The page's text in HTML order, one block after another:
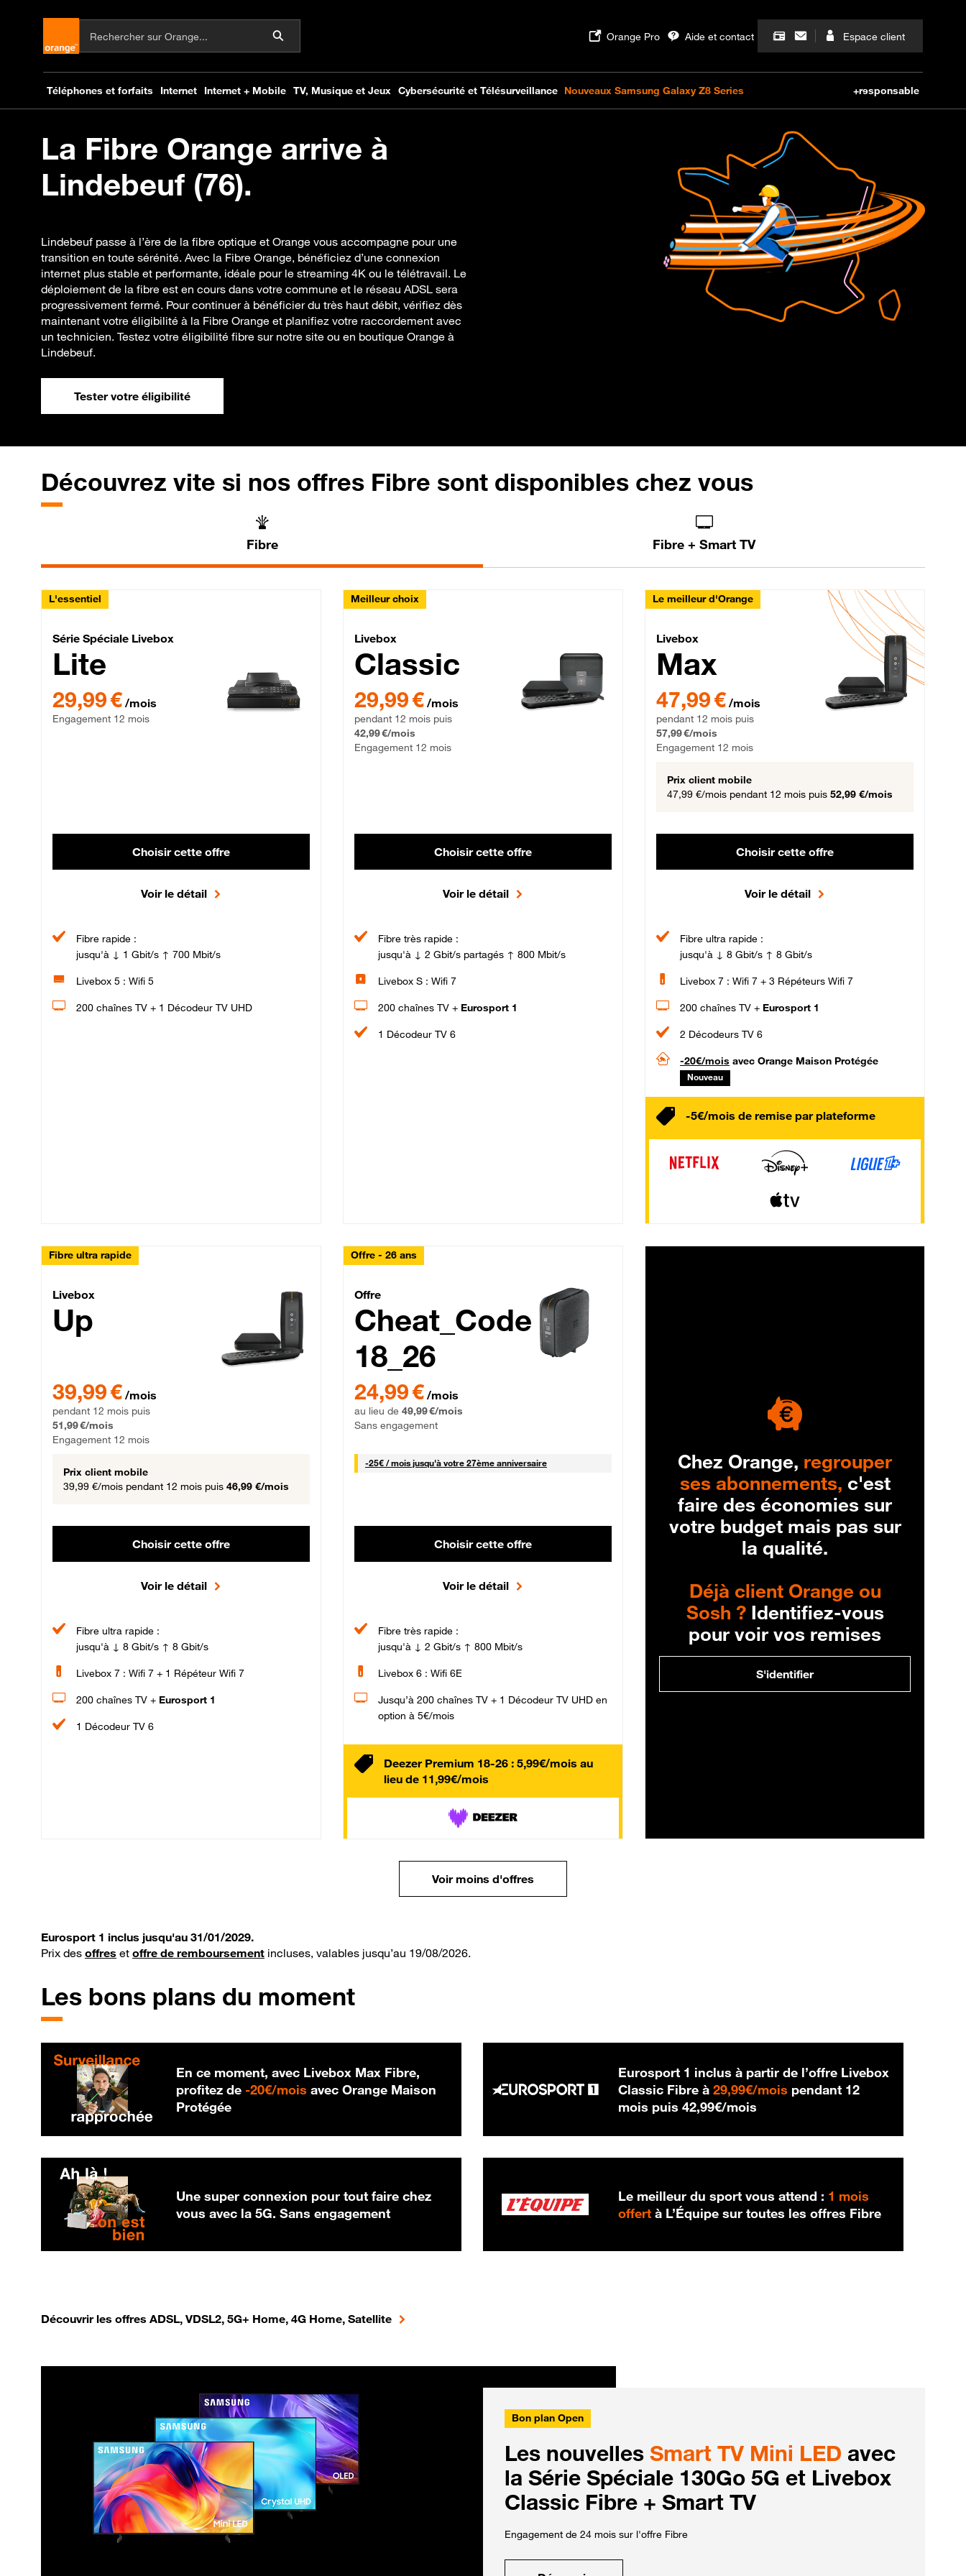
La Fibre Orange arrive à
Lindebeuf (76).
Lindebeuf passe à l’ère de la fibre optique et Orange vous accompagne pour une
transition en toute sérénité. Avec la Fibre Orange, bénéficiez d’une connexion
internet plus stable et performante, idéale pour le streaming 4K ou le télétravail. Le
déploiement de la fibre est en cours dans votre commune et le réseau ADSL sera
progressivement fermé. Pour continuer à bénéficier du très haut débit, vérifiez dès
maintenant votre éligibilité à la Fibre Orange et planifiez votre raccordement avec
un technicien. Testez votre éligibilité fibre sur notre site ou en boutique Orange à
Lindebeuf.
Tester votre éligibilité
Découvrez vite si nos offres Fibre sont disponibles chez vous
Fibre Fibre + Smart TV
L'essentiel
Série Spéciale Livebox Lite Fibre
Série Spéciale Livebox
Lite
29,99 € par mois , Engagement 12 mois
29,99 € /mois
Engagement 12 mois
Choisir cette offre
Voir le détail
Fibre rapide :
jusqu'à ↓ 1 Gbit/s ↑ 700 Mbit/s
Livebox 5 : Wifi 5
200 chaînes TV + 1 Décodeur TV UHD
Meilleur choix
Livebox Classic Fibre
Livebox
Classic
29,99 € par mois pendant 12 mois puis 42,99 € par mois, Engagement 12 mois
29,99 € /mois
pendant 12 mois puis
42,99 €/mois
Engagement 12 mois
Choisir cette offre
Voir le détail
Fibre très rapide :
jusqu'à ↓ 2 Gbit/s partagés ↑ 800 Mbit/s
Livebox S : Wifi 7
200 chaînes TV + Eurosport 1
1 Décodeur TV 6
Le meilleur d'Orange
Livebox Max Fibre
Livebox
Max
47,99 € par mois pendant 12 mois puis 57,99 € par mois,
47,99 € /mois
pendant 12 mois puis
57,99 €/mois
Engagement 12 mois
Prix client mobile
47,99 €/mois pendant 12 mois puis 52,99 €/mois
Choisir cette offre
Voir le détail
Fibre ultra rapide :
jusqu'à ↓ 8 Gbit/s ↑ 8 Gbit/s
Livebox 7 : Wifi 7 + 3 Répéteurs Wifi 7
200 chaînes TV + Eurosport 1
2 Décodeurs TV 6
-20€/mois avec Orange Maison Protégée
Nouveau
-5€/mois de remise par plateforme
Fibre ultra rapide
Livebox Up Fibre
Livebox
Up
39,99 € /mois
pendant 12 mois puis
51,99 €/mois
Engagement 12 mois
Prix client mobile
39,99 €/mois pendant 12 mois puis 46,99 €/mois
Choisir cette offre
Voir le détail
Fibre ultra rapide :
jusqu'à ↓ 8 Gbit/s ↑ 8 Gbit/s
Livebox 7 : Wifi 7 + 1 Répéteur Wifi 7
200 chaînes TV + Eurosport 1
1 Décodeur TV 6
Offre - 26 ans
Cheat_Code Fibre_18_26
Offre
Cheat_Code
18_26
24,99 € /mois
au lieu de 49,99 €/mois
Sans engagement
-25€ / mois25 € par mois
jusqu'à votre 27ème anniversaire
Choisir cette offre
Voir le détail
Fibre très rapide :
jusqu'à ↓ 2 Gbit/s ↑ 800 Mbit/s
Livebox 6 : Wifi 6E
Jusqu’à 200 chaînes TV + 1 Décodeur TV UHD en
option à 5€/mois
Deezer Premium 18-26 : 5,99€/mois au
lieu de 11,99€/mois
Chez Orange, regrouper
ses abonnements, c'est
faire des économies sur
votre budget mais pas sur
la qualité.
Déjà client Orange ou
Sosh ?Identifiez-vous
pour voir vos remises
S'identifier
Voir moins d'offres
Eurosport 1 inclus jusqu'au 31/01/2029.
Prix des offres et offre de remboursement incluses, valables jusqu’au 19/08/2026.
Les bons plans du moment
En ce moment, avec Livebox Max Fibre,
profitez de -20€/mois 20 € par mois
avec Orange Maison
Protégée
Eurosport 1 inclus à partir de l’offre Livebox
Classic Fibre à29,99€/mois 29,99 € par mois
pendant 12
mois puis42,99€/mois
Une super connexion pour tout faire chez
vous avec la 5G. Sans engagement
Le meilleur du sport vous attend : 1 mois
offert à L’Équipe sur toutes les offres Fibre
Découvrir les offres ADSL, VDSL2, 5G+ Home, 4G Home, Satellite
Bon plan Open
Les nouvelles Smart TV Mini LED avec
la Série Spéciale 130Go 5G et Livebox
Classic Fibre + Smart TV
Engagement de 24 mois sur l'offre Fibre